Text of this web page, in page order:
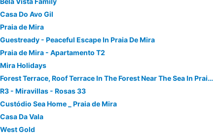
Casa Do Avo Gil
Praia de Mira
Guestready - Peaceful Escape In Praia De Mira
Praia de Mira - Apartamento T2
Mira Holidays
Forest Terrace, Roof Terrace In The Forest Near The Sea In Praia De Mira
R3 - Miravillas - Rosas 33
Custódio Sea Home _ Praia de Mira
Casa Da Vala
West Gold